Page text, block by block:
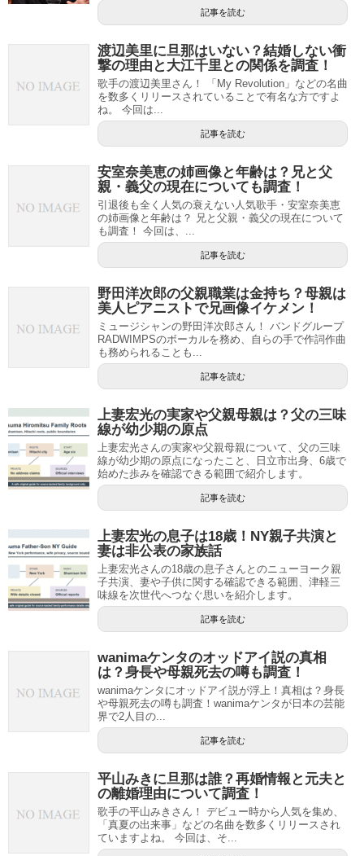
記事を読む
渡辺美里に旦那はいない？結婚しない衝
撃の理由と大江千里との関係を調査！
歌手の渡辺美里さん！ 「My Revolution」などの名曲
を数多くリリースされていることで有名な方ですよ
ね。 今回は...
記事を読む
安室奈美恵の姉画像と年齢は？兄と父
親・義父の現在についても調査！
引退後も全く人気の衰えない人気歌手・安室奈美恵
の姉画像と年齢は？ 兄と父親・義父の現在について
も調査！ 今回は、...
記事を読む
野田洋次郎の父親職業は金持ち？母親は
美人ピアニストで兄画像イケメン！
ミュージシャンの野田洋次郎さん！ バンドグループ
RADWIMPSのボーカルを務め、自らの手で作詞作曲
も務められることも...
記事を読む
上妻宏光の実家や父親母親は？父の三味
線が幼少期の原点
上妻宏光さんの実家や父親母親について、父の三味
線が幼少期の原点になったこと、日立市出身、6歳で
始めた歩みを確認できる範囲で紹介します。
記事を読む
上妻宏光の息子は18歳！NY親子共演と
妻は非公表の家族話
上妻宏光さんの18歳の息子さんとのニューヨーク親
子共演、妻や子供に関する確認できる範囲、津軽三
味線を次世代へつなぐ思いを紹介します。
記事を読む
wanimaケンタのオッドアイ説の真相
は？身長や母親死去の噂も調査！
wanimaケンタにオッドアイ説が浮上！真相は？身長
や母親死去の噂も調査！wanimaケンタが日本の芸能
界で2人目の...
記事を読む
平山みきに旦那は誰？再婚情報と元夫と
の離婚理由について調査！
歌手の平山みきさん！ デビュー時から人気を集め、
「真夏の出来事」などの名曲を数多くリリースされ
ていますよね。 今回は、そ...